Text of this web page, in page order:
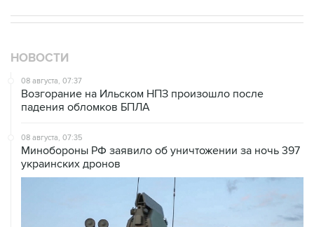
НОВОСТИ
08 августа, 07:37
Возгорание на Ильском НПЗ произошло после
падения обломков БПЛА
08 августа, 07:35
Минобороны РФ заявило об уничтожении за ночь 397
украинских дронов